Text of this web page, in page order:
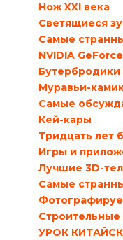
Нож XXI века
Светящиеся
Самые
NVIDIA
Бутербродики
Муравьи-
Самые
Кей-кары
Тридцать лет
Игры и
Лучшие 3D-
Самые
УРОК